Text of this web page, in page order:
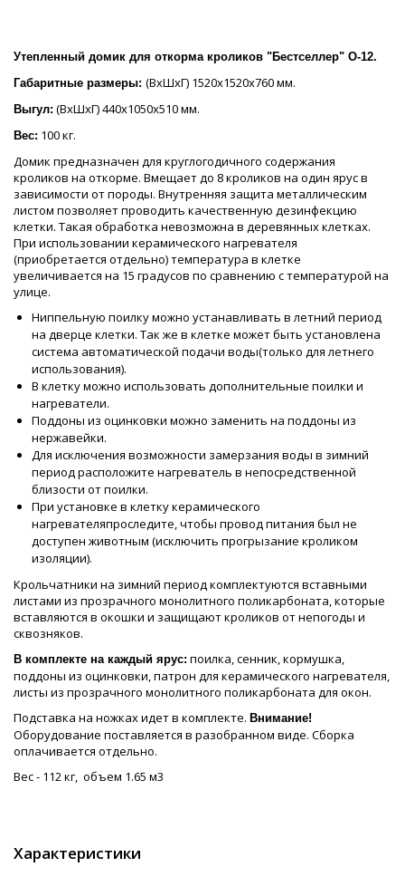
Утепленный домик для откорма кроликов "Бестселлер" О-12.
Габаритные размеры: (ВхШхГ) 1520х1520х760 мм.
Выгул: (ВхШхГ) 440х1050х510 мм.
Вес: 100 кг.
Домик предназначен для круглогодичного содержания
кроликов на откорме. Вмещает до 8 кроликов на один ярус в
зависимости от породы. Внутренняя защита металлическим
листом позволяет проводить качественную дезинфекцию
клетки. Такая обработка невозможна в деревянных клетках.
При использовании керамического нагревателя
(приобретается отдельно) температура в клетке
увеличивается на 15 градусов по сравнению с температурой на
улице.
Ниппельную поилку можно устанавливать в летний период
на дверце клетки. Так же в клетке может быть установлена
система автоматической подачи воды(только для летнего
использования).
В клетку можно использовать дополнительные поилки и
нагреватели.
Поддоны из оцинковки можно заменить на поддоны из
нержавейки.
Для исключения возможности замерзания воды в зимний
период расположите нагреватель в непосредственной
близости от поилки.
При установке в клетку керамического
нагревателяпроследите, чтобы провод питания был не
доступен животным (исключить прогрызание кроликом
изоляции).
Крольчатники на зимний период комплектуются вставными
листами из прозрачного монолитного поликарбоната, которые
вставляются в окошки и защищают кроликов от непогоды и
сквозняков.
В комплекте на каждый ярус: поилка, сенник, кормушка,
поддоны из оцинковки, патрон для керамического нагревателя,
листы из прозрачного монолитного поликарбоната для окон.
Подставка на ножках идет в комплекте. Внимание!
Оборудование поставляется в разобранном виде. Сборка
оплачивается отдельно.
Вес - 112 кг, объем 1.65 м3
Характеристики